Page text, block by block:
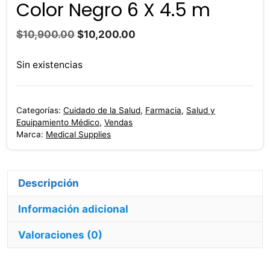
Color Negro 6 X 4.5 m
$10,900.00 El
original
$10,200.00
Sin existencias
Categorías: Cuidado de la Salud, Farmacia, Salud y
Equipamiento Médico, Vendas
Marca: Medical Supplies
Descripción
Información adicional
Valoraciones (0)